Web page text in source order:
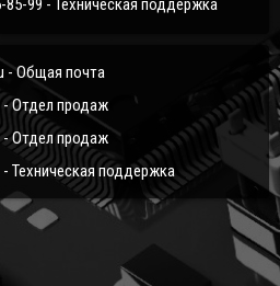
85-99 - Техническая поддержка
- Общая почта
- Отдел продаж
- Отдел продаж
Техническая поддержка